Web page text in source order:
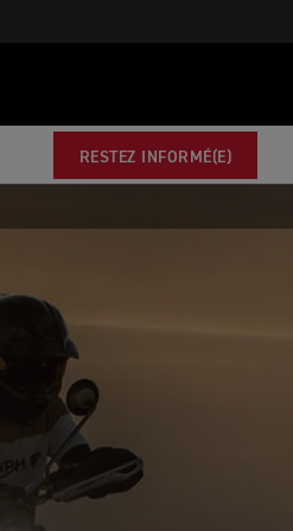
RESTEZ INFORMÉ(E)